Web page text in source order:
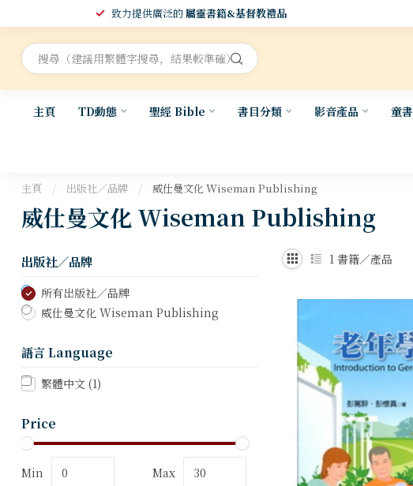
致力提供廣泛的屬靈書籍&基督教禮品
主頁 TD動態 聖經 Bible 書目分類 影音產品 童書
主頁 / 出版社／品牌 / 威仕曼文化 Wiseman Publishing
威仕曼文化 Wiseman Publishing
出版社／品牌
所有出版社／品牌
威仕曼文化 Wiseman Publishing
語言 Language
繁體中文 (1)
Price
Min Max
1 書籍／產品